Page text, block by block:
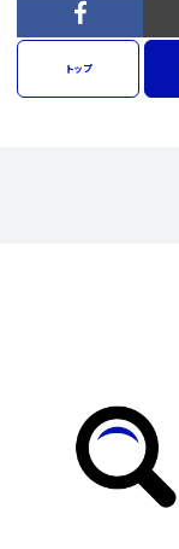
トップ